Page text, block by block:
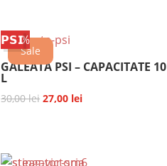
350,00 lei.
10%
𝗣𝗦𝗜
Sale
GALEATA PSI – CAPACITATE 10
L
30,00lei Prețul
27,00 leiPrețul